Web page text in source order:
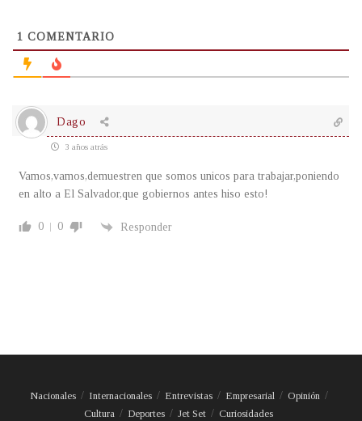
1 COMENTARIO
Dago
3 años atrás
Vamos,vamos,demuestren que somos unicos para trabajar,poniendo
en alto a El Salvador,que gobiernos antes hiso esto!
0 0 Responder
Nacionales Internacionales Entrevistas Empresarial
Opinión
Cultura
Deportes Jet Set Curiosidades